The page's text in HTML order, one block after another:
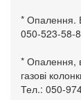
* Опалення.
050-523-58-
* Опалення,
газові
Тел.: 050-